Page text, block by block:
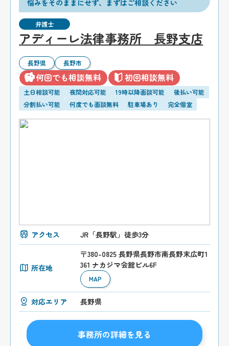
悩みをそのままにせず、まずはご相談ください
弁護士
アディーレ法律事務所 長野支店
長野県 長野市
何回でも相談無料 初回相談無料
土日相談可能 夜間対応可能 19時以降面談可能
後払い可能
分割払い可能
何度でも面談無料 駐車場あり 完全個室
アクセス JR「長野駅」徒歩3分
所在地
〒380-0825 長野県長野市南長野末広町1
361 ナカジマ会館ビル6F
MAP
対応エリア 長野県
事務所の詳細を見る